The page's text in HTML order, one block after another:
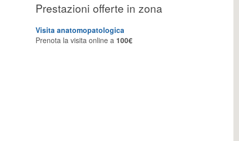
Prestazioni offerte in zona
Visita anatomopatologica
Prenota la visita online a 100€